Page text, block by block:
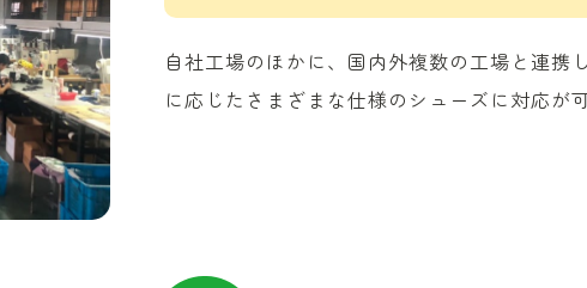
自社工場のほかに、国内外複数の工場と連携
に応じたさまざまな仕様のシューズに対応が